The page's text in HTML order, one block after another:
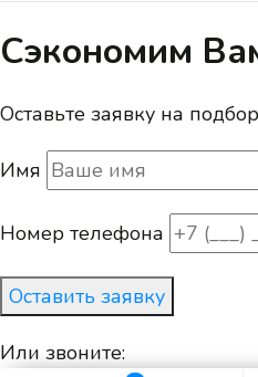
Сэкономим
Оставьте заявку на
Имя
Номер телефона
Оставить заявку
Или звоните: